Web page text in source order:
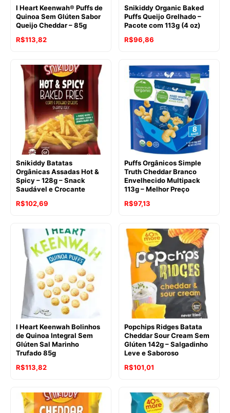
I Heart Keenwah® Puffs de
Quinoa Sem Glúten Sabor
Queijo Cheddar – 85g
R$113,82
Snikiddy Organic Baked
Puffs Queijo Grelhado –
Pacote com 113g (4 oz)
R$96,86
Snikiddy Batatas
Orgânicas Assadas Hot &
Spicy – 128g – Snack
Saudável e Crocante
R$102,69
Puffs Orgânicos Simple
Truth Cheddar Branco
Envelhecido Multipack
113g – Melhor Preço
R$97,13
I Heart Keenwah Bolinhos
de Quinoa Integral Sem
Glúten Sal Marinho
Trufado 85g
R$113,82
Popchips Ridges Batata
Cheddar Sour Cream Sem
Glúten 142g – Salgadinho
Leve e Saboroso
O
original
era:
R$101,01
atual
é: